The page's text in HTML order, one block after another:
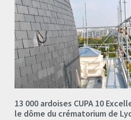
13 000 ardoises CUPA 10
le dôme du crématorium de